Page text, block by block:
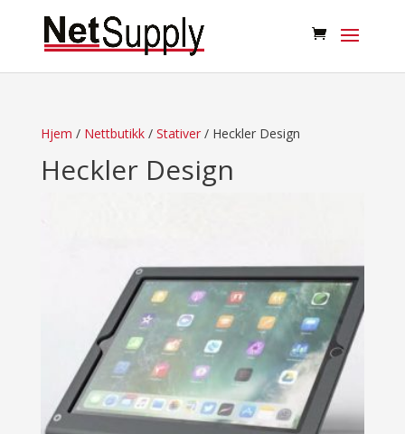
Hjem / Nettbutikk/ Stativer/ Heckler Design
Heckler Design